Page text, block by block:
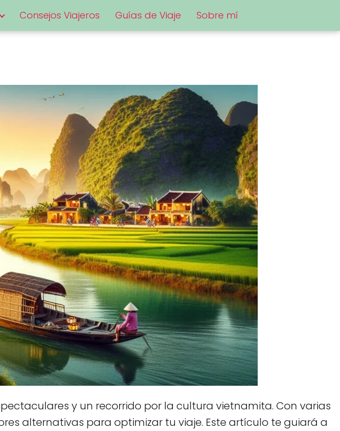
Consejos Viajeros Guías de Viaje Sobre mí
y un recorrido por la cultura vietnamita. Con varias
alternativas para optimizar tu viaje. Este artículo te guiará a